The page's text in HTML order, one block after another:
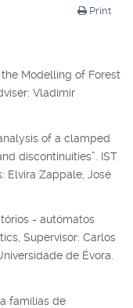
Print
Modelling of Forest
Vladimir
of a clamped
discontinuities”. IST
Elvira Zappale, José
- autómatos
Supervisor: Carlos
de Évora.
famílias de